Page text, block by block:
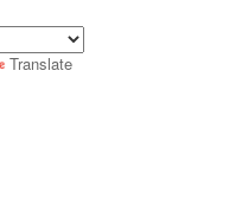
Translate